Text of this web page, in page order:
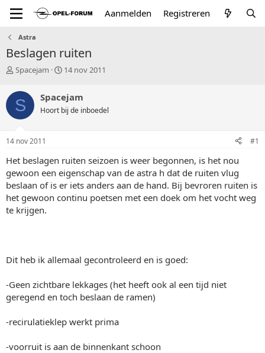
Aanmelden Registreren
Astra
Beslagen ruiten
T
p
i
c
s
a
t
e
r
Spacejam
S
r
t
a
m
14 nov 2011
S Spacejam
Hoort bij de inboedel
14 nov 2011 #1
Het beslagen ruiten seizoen is weer begonnen, is het nou
gewoon een eigenschap van de astra h dat de ruiten vlug
beslaan of is er iets anders aan de hand. Bij bevroren ruiten is
het gewoon continu poetsen met een doek om het vocht weg
te krijgen.
Dit heb ik allemaal gecontroleerd en is goed:
-Geen zichtbare lekkages (het heeft ook al een tijd niet
geregend en toch beslaan de ramen)
-recirulatieklep werkt prima
-voorruit is aan de binnenkant schoon